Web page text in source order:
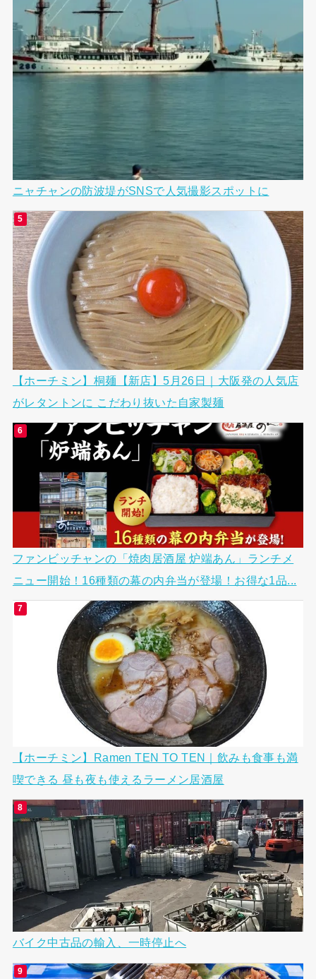
ニャチャンの防波堤がSNSで人気撮影スポットに
【ホーチミン】桐麺【新店】5月26日｜大阪発の人気店
がレタントンに こだわり抜いた自家製麺
ファンビッチャンの「焼肉居酒屋 炉端あん」ランチメ
ニュー開始！16種類の幕の内弁当が登場！お得な1品...
【ホーチミン】Ramen TEN TO TEN｜飲みも食事も満
喫できる 昼も夜も使えるラーメン居酒屋
バイク中古品の輸入、一時停止へ